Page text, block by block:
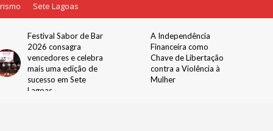
Sete Lagoas
Festival Sabor de Bar
2026 consagra
vencedores e celebra
mais uma edição de
sucesso em Sete
Lagoas
A Independência
Financeira como
Chave de Libertação
contra a Violência à
Mulher